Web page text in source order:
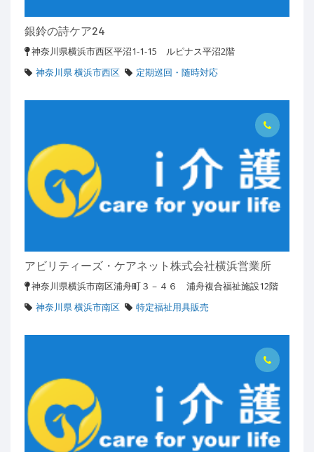
銀鈴の詩ケア24
神奈川県横浜市西区平沼1-1-15 ルピナス平沼2階
神奈川県 横浜市西区
定期巡回・随時対応
アビリティーズ・ケアネット株式会社横浜営業所
神奈川県横浜市南区浦舟町３－４６ 浦舟複合福祉施設12階
神奈川県 横浜市南区
特定福祉用具販売